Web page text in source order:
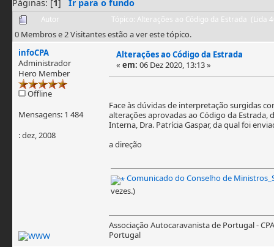
Páginas: [1] Ir para o fundo
Autor Tópico: Alterações ao Código da Estrada (Lida
0 Membros e 2 Visitantes estão a ver este tópico.
infoCPA
Administrador
Hero Member
Offline
Mensagens: 1 484
: dez, 2008
Alterações ao Código da Estrada
« em: 06 Dez 2020, 13:13 »
Face às dúvidas de interpretação surgidas
alterações aprovadas ao Código da Estrada,
Interna, Dra. Patrícia Gaspar, da qual foi
a direção
Comunicado do Conselho de
vezes.)
Associação Autocaravanista de Portugal - CPA
Portugal